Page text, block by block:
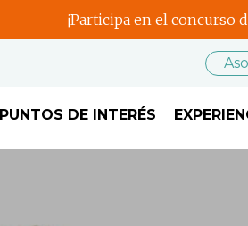
¡Participa en el concurso
PUNTOS DE INTERÉS